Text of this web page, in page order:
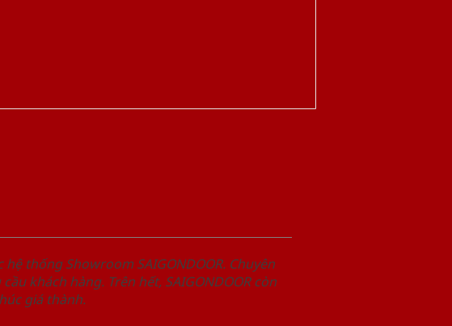
thống Showroom SAIGONDOOR. Chuyên
khách hàng. Trên hết, SAIGONDOOR còn
giá thành.